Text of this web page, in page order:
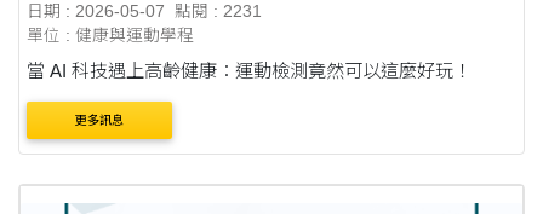
日期 : 2026-05-07
點閱 : 2231
單位 : 健康與運動學程
當 AI 科技遇上高齡健康：運動檢測竟然可以這麼好玩！
更多訊息